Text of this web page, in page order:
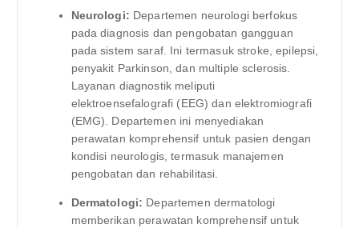
Neurologi: Departemen neurologi berfokus
pada diagnosis dan pengobatan gangguan
pada sistem saraf. Ini termasuk stroke, epilepsi,
penyakit Parkinson, dan multiple sclerosis.
Layanan diagnostik meliputi
elektroensefalografi (EEG) dan elektromiografi
(EMG). Departemen ini menyediakan
perawatan komprehensif untuk pasien dengan
kondisi neurologis, termasuk manajemen
pengobatan dan rehabilitasi.
Dermatologi: Departemen dermatologi
memberikan perawatan komprehensif untuk